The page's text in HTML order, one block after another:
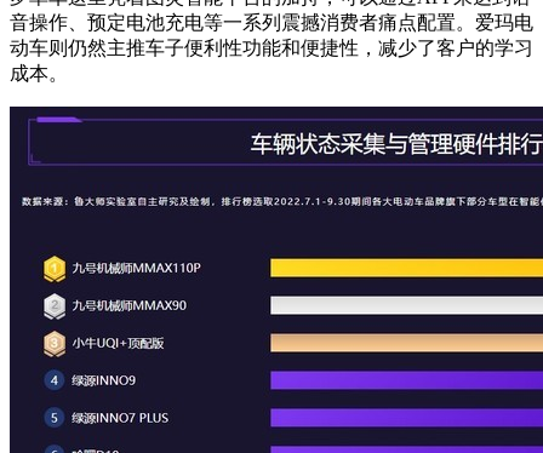
音操作、预定电池充电等一系列震撼消费者痛点配置。爱玛电
动车则仍然主推车子便利性功能和便捷性，减少了客户的学习
成本。